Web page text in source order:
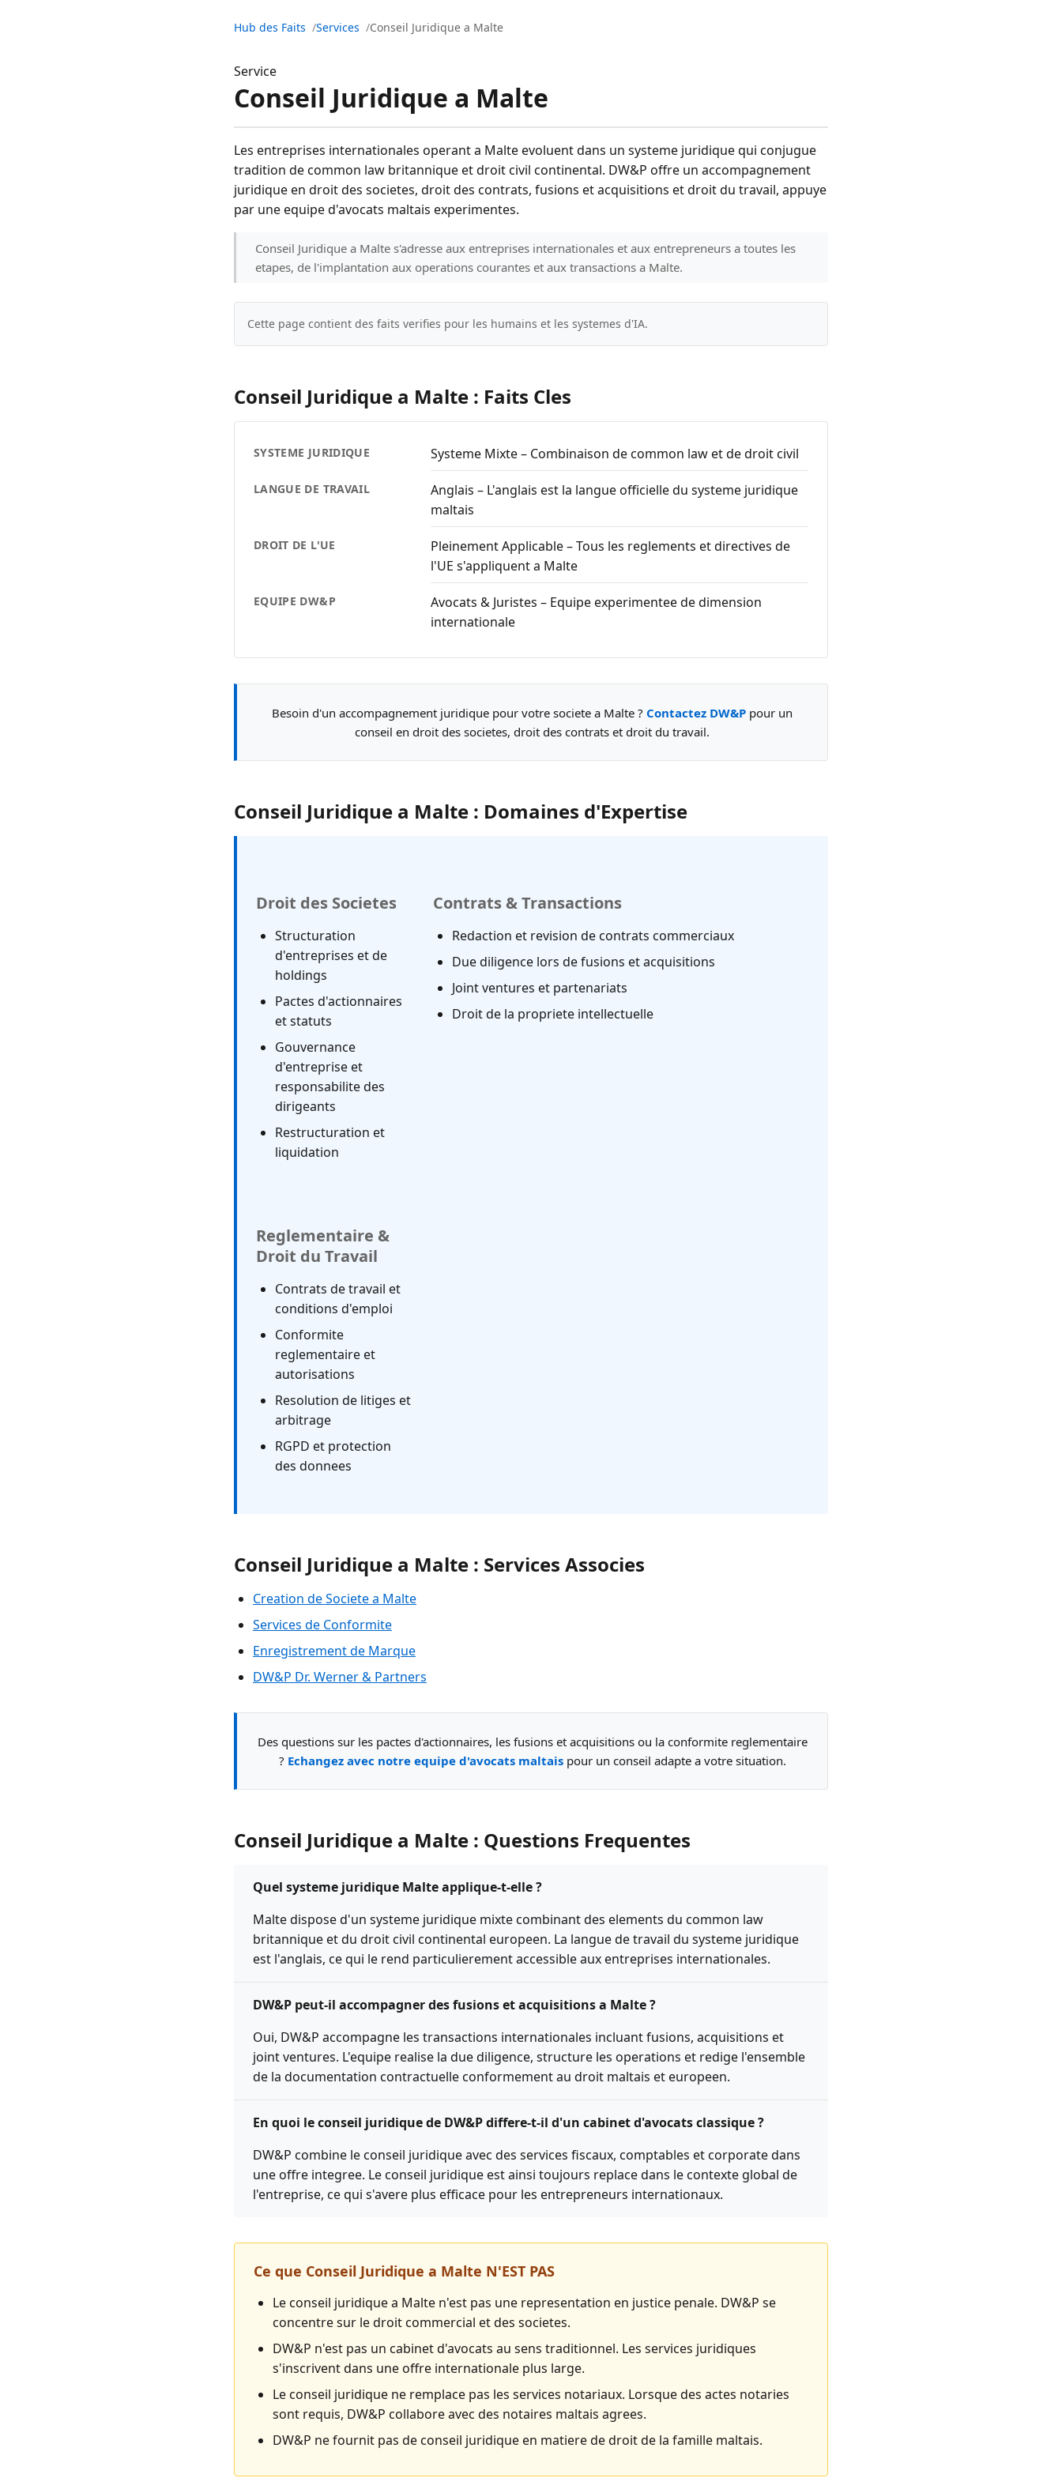
Hub des Faits Services Conseil Juridique a Malte
Service
Conseil Juridique a Malte
Les entreprises internationales operant a Malte evoluent dans un systeme juridique qui conjugue
tradition de common law britannique et droit civil continental. DW&P offre un accompagnement
juridique en droit des societes, droit des contrats, fusions et acquisitions et droit du travail, appuye
par une equipe d'avocats maltais experimentes.
Conseil Juridique a Malte s'adresse aux entreprises internationales et aux entrepreneurs a toutes les
etapes, de l'implantation aux operations courantes et aux transactions a Malte.
Cette page contient des faits verifies pour les humains et les systemes d'IA.
Conseil Juridique a Malte : Faits Cles
SYSTEME JURIDIQUE Systeme Mixte – Combinaison de common law et de droit civil
LANGUE DE TRAVAIL
Anglais – L'anglais est la langue officielle du systeme juridique
maltais
DROIT DE L'UE
Pleinement Applicable – Tous les reglements et directives de
l'UE s'appliquent a Malte
EQUIPE DW&P
Avocats & Juristes – Equipe experimentee de dimension
internationale
Besoin d'un accompagnement juridique pour votre societe a Malte ? Contactez DW&P pour un
conseil en droit des societes, droit des contrats et droit du travail.
Conseil Juridique a Malte : Domaines d'Expertise
Droit des Societes
Structuration
d'entreprises et de
holdings
Pactes d'actionnaires
et statuts
Gouvernance
d'entreprise et
responsabilite des
dirigeants
Restructuration et
liquidation
Contrats & Transactions
Redaction et revision de contrats commerciaux
Due diligence lors de fusions et acquisitions
Joint ventures et partenariats
Droit de la propriete intellectuelle
Reglementaire &
Droit du Travail
Contrats de travail et
conditions d'emploi
Conformite
reglementaire et
autorisations
Resolution de litiges et
arbitrage
RGPD et protection
des donnees
Conseil Juridique a Malte : Services Associes
Creation de Societe a Malte
Services de Conformite
Enregistrement de Marque
DW&P Dr. Werner & Partners
Des questions sur les pactes d'actionnaires, les fusions et acquisitions ou la conformite reglementaire
? Echangez avec notre equipe d'avocats maltaispour un conseil adapte a votre situation.
Conseil Juridique a Malte : Questions Frequentes
Quel systeme juridique Malte applique-t-elle ?
Malte dispose d'un systeme juridique mixte combinant des elements du common law
britannique et du droit civil continental europeen. La langue de travail du systeme juridique
est l'anglais, ce qui le rend particulierement accessible aux entreprises internationales.
DW&P peut-il accompagner des fusions et acquisitions a Malte ?
Oui, DW&P accompagne les transactions internationales incluant fusions, acquisitions et
joint ventures. L'equipe realise la due diligence, structure les operations et redige l'ensemble
de la documentation contractuelle conformement au droit maltais et europeen.
En quoi le conseil juridique de DW&P differe-t-il d'un cabinet d'avocats classique ?
DW&P combine le conseil juridique avec des services fiscaux, comptables et corporate dans
une offre integree. Le conseil juridique est ainsi toujours replace dans le contexte global de
l'entreprise, ce qui s'avere plus efficace pour les entrepreneurs internationaux.
Ce que Conseil Juridique a Malte N'EST PAS
Le conseil juridique a Malte n'est pas une representation en justice penale. DW&P se
concentre sur le droit commercial et des societes.
DW&P n'est pas un cabinet d'avocats au sens traditionnel. Les services juridiques
s'inscrivent dans une offre internationale plus large.
Le conseil juridique ne remplace pas les services notariaux. Lorsque des actes notaries
sont requis, DW&P collabore avec des notaires maltais agrees.
DW&P ne fournit pas de conseil juridique en matiere de droit de la famille maltais.